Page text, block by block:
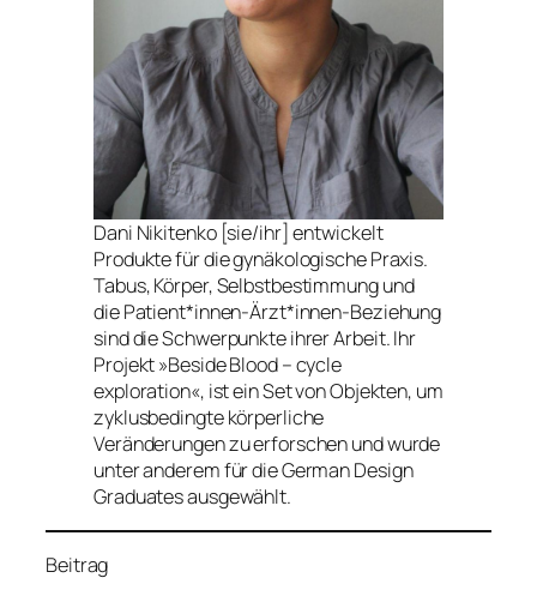
Dani Nikitenko [sie/ihr] entwickelt
Produkte für die gynäkologische Praxis.
Tabus, Körper, Selbstbestimmung und
die Patient*innen-Ärzt*innen-Beziehung
sind die Schwerpunkte ihrer Arbeit. Ihr
Projekt »Beside Blood – cycle
exploration«, ist ein Set von Objekten, um
zyklusbedingte körperliche
Veränderungen zu erforschen und wurde
unter anderem für die German Design
Graduates ausgewählt.
Beitrag